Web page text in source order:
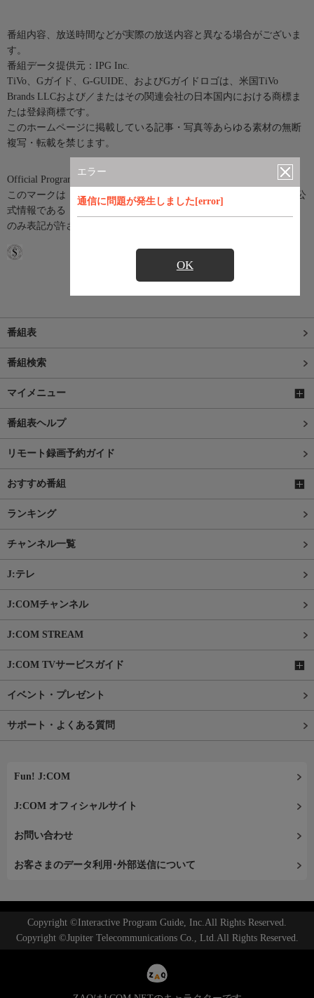
エラー
通信に問題が発生しました[error]
OK
番組内容、放送時間などが実際の放送内容と異なる場合がございま
す。
番組データ提供元：IPG Inc.
TiVo、Gガイド、G-GUIDE、およびGガイドロゴは、米国TiVo
Brands LLCおよび／またはその関連会社の日本国内における商標ま
たは登録商標です。
このホームページに掲載している記事・写真等あらゆる素材の無断
複写・転載を禁じます。
Official Program Data Mark（公式番組情報マーク）
このマークは「Official Program Data Mark」といい、テレビ番組の公
式情報である「SI(Service Information)情報」を利用したサービスに
のみ表記が許されているマークです。
番組表
番組検索
マイメニュー
番組表ヘルプ
リモート録画予約ガイド
おすすめ番組
ランキング
チャンネル一覧
J:テレ
J:COMチャンネル
J:COM STREAM
J:COM TVサービスガイド
イベント・プレゼント
サポート・よくある質問
Fun! J:COM
J:COM オフィシャルサイト
お問い合わせ
お客さまのデータ利用･外部送信について
Copyright ©Interactive Program Guide, Inc.All Rights Reserved.
Copyright ©Jupiter Telecommunications Co., Ltd.All Rights Reserved.